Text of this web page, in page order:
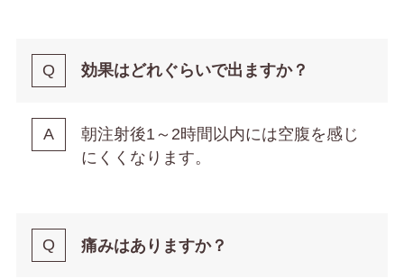
効果はどれぐらいで出ますか？
朝注射後1～2時間以内には空腹を感じ
にくくなります。
痛みはありますか？